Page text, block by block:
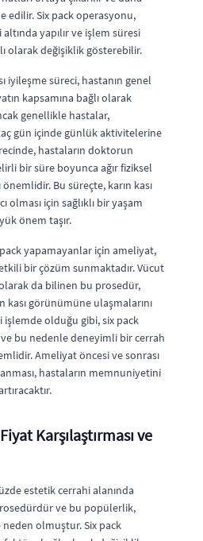
edilir. Six pack operasyonu,
yapılır ve işlem süresi
olarak değişiklik gösterebilir.
iyileşme süreci, hastanın genel
kapsamına bağlı olarak
genellikle hastalar,
gün içinde günlük aktivitelerine
hastaların doktorun
bir süre boyunca ağır fiziksel
Bu süreçte, karın kası
olması için sağlıklı bir yaşam
önem taşır.
yapamayanlar için ameliyat,
bir çözüm sunmaktadır. Vücut
da bilinen bu prosedür,
kası görünümüne ulaşmalarını
işlemde olduğu gibi, six pack
bu nedenle deneyimli bir cerrah
Ameliyat öncesi ve sonrası
hastaların memnuniyetini
Karşılaştırması ve
estetik cerrahi alanında
ve bu popülerlik,
olmuştur. Six pack